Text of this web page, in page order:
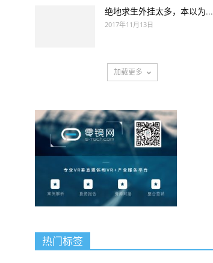
绝地求生外挂太多，本以为...
2017年11月13日
加载更多
热门标签